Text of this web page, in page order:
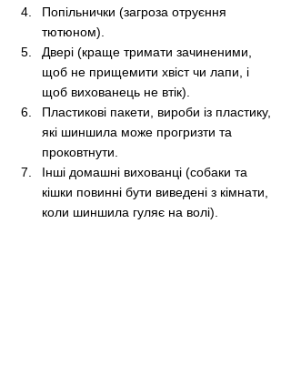
Попільнички (загроза отруєння
тютюном).
Двері (краще тримати зачиненими,
щоб не прищемити хвіст чи лапи, і
щоб вихованець не втік).
Пластикові пакети, вироби із пластику,
які шиншила може прогризти та
проковтнути.
Інші домашні вихованці (собаки та
кішки повинні бути виведені з кімнати,
коли шиншила гуляє на волі).